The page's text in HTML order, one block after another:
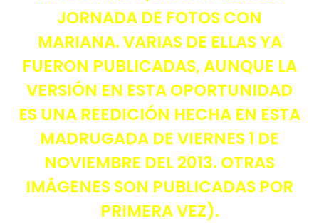
JORNADA DE FOTOS CON
MARIANA. VARIAS DE ELLAS YA
FUERON PUBLICADAS, AUNQUE LA
VERSIÓN EN ESTA OPORTUNIDAD
ES UNA REEDICIÓN HECHA EN ESTA
MADRUGADA DE VIERNES 1 DE
NOVIEMBRE DEL 2013. OTRAS
IMÁGENES SON PUBLICADAS POR
PRIMERA VEZ).